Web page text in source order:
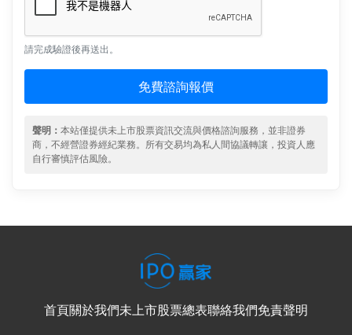
請完成驗證後再送出。
免費諮詢報價
聲明： 本站僅提供未上市股票資訊交流與價格諮詢服務，並非證券
商，不經營證券經紀業務。所有交易均為私人間協議轉讓，投資人應
自行審慎評估風險。
首頁關於我們未上市股票總表聯絡我們免責聲明